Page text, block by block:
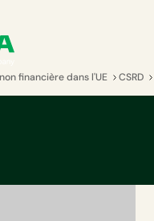
financière dans l'UE CSRD